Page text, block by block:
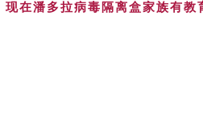
现在潘多拉病毒隔离盒家族有